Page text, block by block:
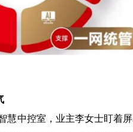
慧中控室，业主李女士盯着